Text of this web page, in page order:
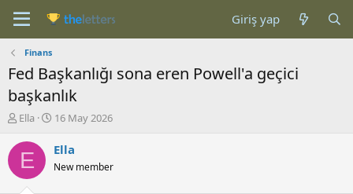
Giriş yap
Finans
Fed Başkanlığı sona eren Powell'a geçici
başkanlık
K
n
b
u
Ella
B
ş
a
16 May 2026
E Ella
New member